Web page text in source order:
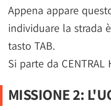
Appena appare
individuare la strada
tasto TAB.
Si parte da CENTRAL
MISSIONE 2: